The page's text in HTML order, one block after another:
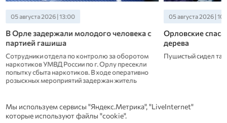
05 августа 2026 | 13:00
В Орле задержали молодого человека с
партией гашиша
Сотрудники отдела по контролю за оборотом
наркотиков УМВД России по г. Орлу пресекли
попытку сбыта наркотиков. В ходе оперативно
розыскных мероприятий задержан житель
05 августа 2026 |
Орловские
дерева
Пушистый сидел
Новости СМИ 2
Мы используем сервисы "Яндекс.Метрика", "LiveInternet"
которые используют файлы "cookie".